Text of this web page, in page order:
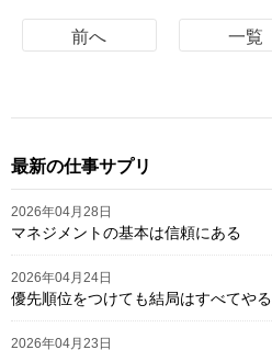
前へ 一覧
最新の仕事サプリ
2026年04月28日
マネジメントの基本は信頼にある
2026年04月24日
優先順位をつけても結局はすべてやる
2026年04月23日